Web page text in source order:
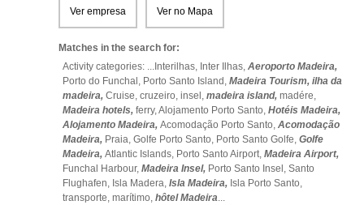
Ver empresa Ver no Mapa
Matches in the search for:
Activity categories: ... Interilhas, Inter Ilhas, Aeroporto Madeira,
Porto do Funchal, Porto Santo Island, Madeira Tourism, ilha da
madeira, Cruise, cruzeiro, insel, madeira island, madére,
Madeira hotels, ferry,Alojamento Porto Santo, Hotéis Madeira,
Alojamento Madeira, Acomodação Porto Santo, Acomodação
Madeira, Praia, Golfe Porto Santo, Porto Santo Golfe, Golfe
Madeira, Atlantic Islands, Porto Santo Airport, Madeira Airport,
Funchal Harbour, Madeira Insel, Porto Santo Insel, Santo
Flughafen, Isla Madera, Isla Madeira, Isla Porto Santo,
transporte, marítimo, hôtel Madeira...